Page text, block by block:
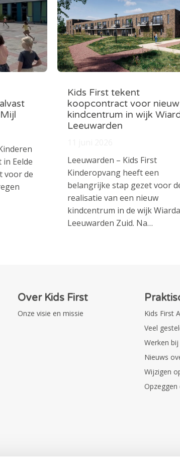
Eelde
voor de
Kids First tekent
koopcontract voor nieuw
kindcentrum in wijk
Leeuwarden
Leeuwarden – Kids First
Kinderopvang heeft een
belangrijke stap gezet voor
realisatie van een nieuw
kindcentrum in de wijk
Leeuwarden Zuid. Na…
Over Kids First
Onze visie en missie
Kids First
Veel
Werken
Nieuws
Wijzigen